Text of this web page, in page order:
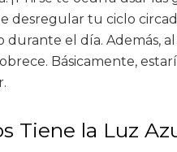
desregular tu ciclo
durante el día. Además,
Básicamente,
Tiene la Luz